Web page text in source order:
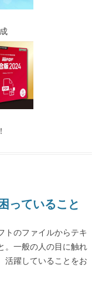
っていること
のファイルからテキ
。一般の人の目に触れ
活躍していることをお